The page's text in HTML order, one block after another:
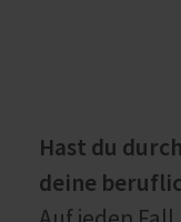
Hast du
deine